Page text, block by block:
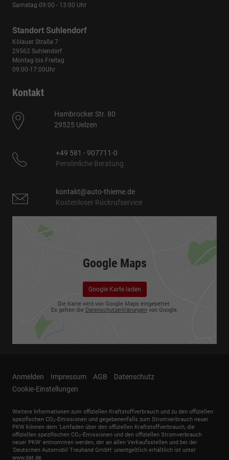
Samstag 09:00 - 13:00 Uhr
Standort Suhlendorf
Kölauer Straße 7
29562 Suhlendorf
Montag bis Freitag
09:00-17:00Uhr
Kontakt
Hambrocker Str. 80
29525 Uelzen
+49 581 - 907711-0
Persönliche Beratung
kontakt@auto-thieme.de
Kostenloser Rückrufservice
Google Maps
Google Karte laden
Die Karte wird von Google Maps eingebettet.
Es gelten die Datenschutzerklärungen von Google.
Anmelden Impressum AGB
Datenschutz
Cookie-Einstellungen
Weitere Informationen zum offiziellen Kraftstoffverbrauch und zu den offiziellen
spezifischen CO2-Emissionen und gegebenenfalls zum Stromverbrauch neuer
PKW können dem 'Leitfaden über den offiziellen Kraftstoffverbrauch, die
offiziellen spezifischen CO2-Emissionen und den offiziellen Stromverbrauch
neuer PKW' entnommen werden, der an allen Verkaufsstellen und bei der
'Deutschen Automobil Treuhand GmbH' unentgeltlich erhältlich ist unter
www.dat.de.